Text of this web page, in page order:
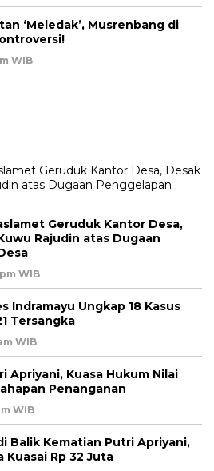
‘Meledak’, Musrenbang di
WIB
Geruduk Kantor Desa,
Rajudin atas Dugaan
WIB
Indramayu Ungkap 18 Kasus
Tersangka
WIB
Apriyani, Kuasa Hukum Nilai
Penanganan
WIB
Balik Kematian Putri Apriyani,
Kuasai Rp 32 Juta